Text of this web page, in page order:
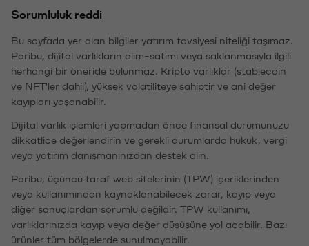
Sorumluluk reddi
Bu sayfada yer alan bilgiler yatırım tavsiyesi niteliği taşımaz.
Paribu, dijital varlıkların alım-satımı veya saklanmasıyla ilgili
herhangi bir öneride bulunmaz. Kripto varlıklar (stablecoin
ve NFT'ler dahil), yüksek volatiliteye sahiptir ve ani değer
kayıpları yaşanabilir.
Dijital varlık işlemleri yapmadan önce finansal durumunuzu
dikkatlice değerlendirin ve gerekli durumlarda hukuk, vergi
veya yatırım danışmanınızdan destek alın.
Paribu, üçüncü taraf web sitelerinin (TPW) içeriklerinden
veya kullanımından kaynaklanabilecek zarar, kayıp veya
diğer sonuçlardan sorumlu değildir. TPW kullanımı,
varlıklarınızda kayıp veya değer düşüşüne yol açabilir. Bazı
ürünler tüm bölgelerde sunulmayabilir.